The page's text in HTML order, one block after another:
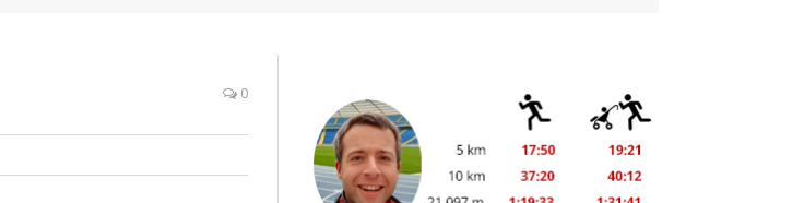
0